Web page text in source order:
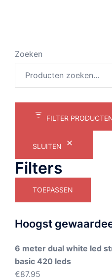
Zoeken
FILTER
SLUITEN
Filters
TOEPASSEN
Hoogst
6 meter dual white led
basic 420 leds
€87.95